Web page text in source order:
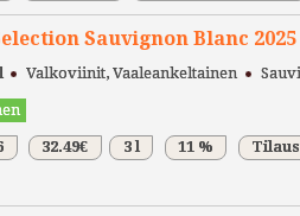
Sauvignon Blanc
Valkoviinit, Vaaleankeltainen
32.49€ 3 l 11 %